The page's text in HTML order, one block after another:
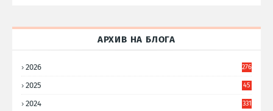
АРХИВ НА БЛОГА
2026 276
2025
45
2024 331